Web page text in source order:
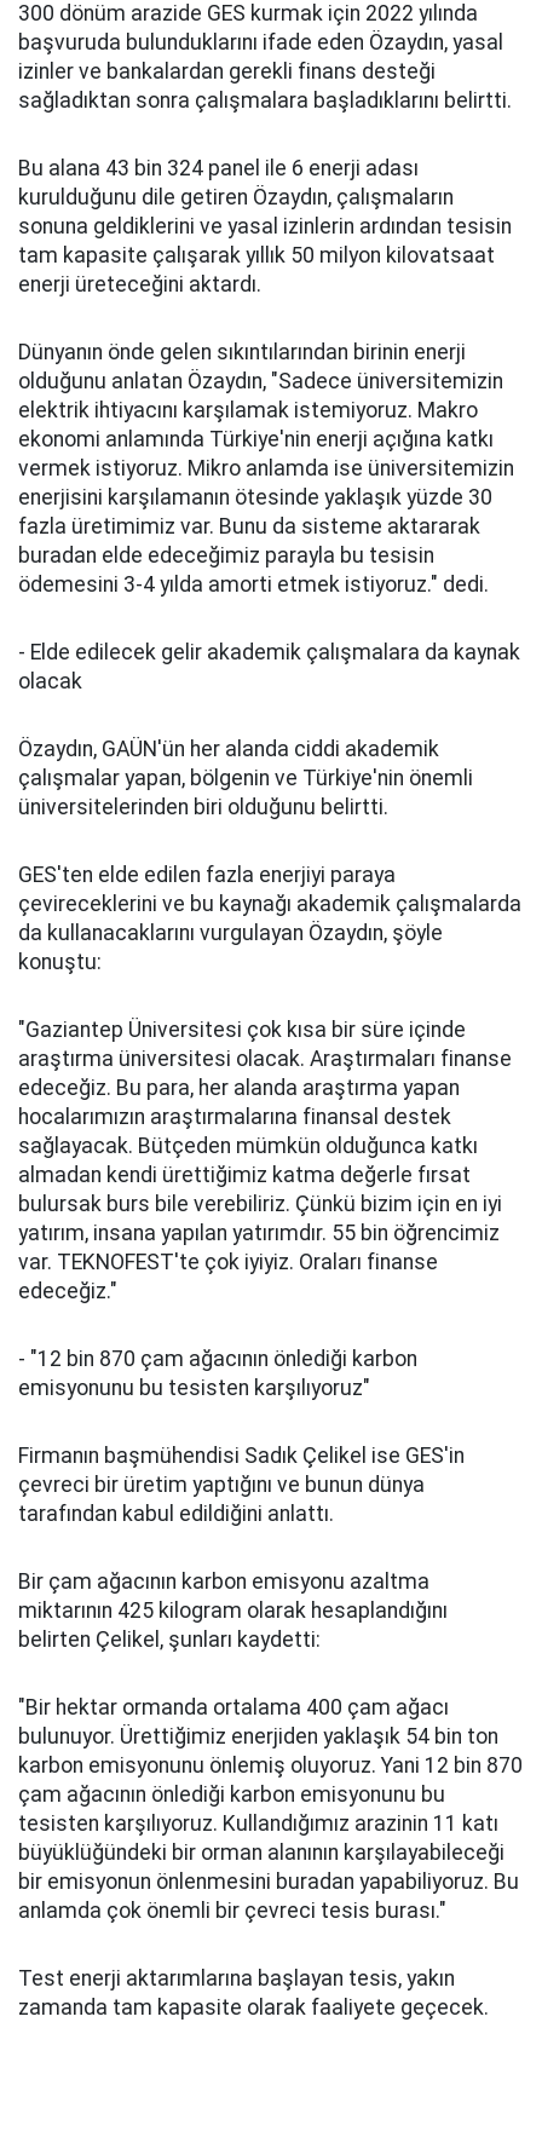
300 dönüm arazide GES kurmak için 2022 yılında
başvuruda bulunduklarını ifade eden Özaydın, yasal
izinler ve bankalardan gerekli finans desteği
sağladıktan sonra çalışmalara başladıklarını belirtti.
Bu alana 43 bin 324 panel ile 6 enerji adası
kurulduğunu dile getiren Özaydın, çalışmaların
sonuna geldiklerini ve yasal izinlerin ardından tesisin
tam kapasite çalışarak yıllık 50 milyon kilovatsaat
enerji üreteceğini aktardı.
Dünyanın önde gelen sıkıntılarından birinin enerji
olduğunu anlatan Özaydın, "Sadece üniversitemizin
elektrik ihtiyacını karşılamak istemiyoruz. Makro
ekonomi anlamında Türkiye'nin enerji açığına katkı
vermek istiyoruz. Mikro anlamda ise üniversitemizin
enerjisini karşılamanın ötesinde yaklaşık yüzde 30
fazla üretimimiz var. Bunu da sisteme aktararak
buradan elde edeceğimiz parayla bu tesisin
ödemesini 3-4 yılda amorti etmek istiyoruz." dedi.
- Elde edilecek gelir akademik çalışmalara da kaynak
olacak
Özaydın, GAÜN'ün her alanda ciddi akademik
çalışmalar yapan, bölgenin ve Türkiye'nin önemli
üniversitelerinden biri olduğunu belirtti.
GES'ten elde edilen fazla enerjiyi paraya
çevireceklerini ve bu kaynağı akademik çalışmalarda
da kullanacaklarını vurgulayan Özaydın, şöyle
konuştu:
"Gaziantep Üniversitesi çok kısa bir süre içinde
araştırma üniversitesi olacak. Araştırmaları finanse
edeceğiz. Bu para, her alanda araştırma yapan
hocalarımızın araştırmalarına finansal destek
sağlayacak. Bütçeden mümkün olduğunca katkı
almadan kendi ürettiğimiz katma değerle fırsat
bulursak burs bile verebiliriz. Çünkü bizim için en iyi
yatırım, insana yapılan yatırımdır. 55 bin öğrencimiz
var. TEKNOFEST'te çok iyiyiz. Oraları finanse
edeceğiz."
- "12 bin 870 çam ağacının önlediği karbon
emisyonunu bu tesisten karşılıyoruz"
Firmanın başmühendisi Sadık Çelikel ise GES'in
çevreci bir üretim yaptığını ve bunun dünya
tarafından kabul edildiğini anlattı.
Bir çam ağacının karbon emisyonu azaltma
miktarının 425 kilogram olarak hesaplandığını
belirten Çelikel, şunları kaydetti:
"Bir hektar ormanda ortalama 400 çam ağacı
bulunuyor. Ürettiğimiz enerjiden yaklaşık 54 bin ton
karbon emisyonunu önlemiş oluyoruz. Yani 12 bin 870
çam ağacının önlediği karbon emisyonunu bu
tesisten karşılıyoruz. Kullandığımız arazinin 11 katı
büyüklüğündeki bir orman alanının karşılayabileceği
bir emisyonun önlenmesini buradan yapabiliyoruz. Bu
anlamda çok önemli bir çevreci tesis burası."
Test enerji aktarımlarına başlayan tesis, yakın
zamanda tam kapasite olarak faaliyete geçecek.